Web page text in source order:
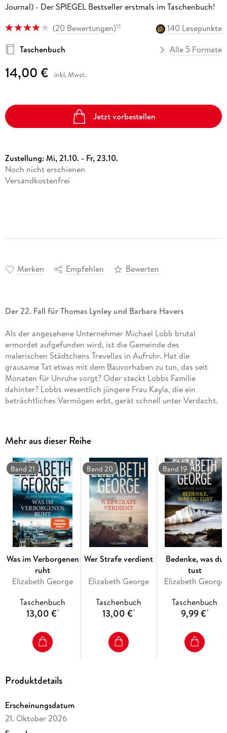
Journal) - Der SPIEGEL Bestseller erstmals im Taschenbuch!
(20 Bewertungen)15
140 Lesepunkte
Taschenbuch
Alle 5 Formate
14,00 € inkl. Mwst.
Jetzt vorbestellen
Zustellung:Mi, 21.10. - Fr, 23.10.
Noch nicht erschienen
Versandkostenfrei
Merken Empfehlen Bewerten
Der 22. Fall für Thomas Lynley und Barbara Havers
Als der angesehene Unternehmer Michael Lobb brutal
ermordet aufgefunden wird, ist die Gemeinde des
malerischen Städtchens Trevellas in Aufruhr. Hat die
grausame Tat etwas mit dem Bauvorhaben zu tun, das seit
Monaten für Unruhe sorgt? Oder steckt Lobbs Familie
dahinter? Lobbs wesentlich jüngere Frau Kayla, die ein
beträchtliches Vermögen erbt, gerät schnell unter Verdacht.
gefährliches Labyrinth aus Habgier, Betrug und Neid, in dem
die Suche nach der Wahrheit schon bald ein weiteres Opfer
fordert.
Mehr aus dieser Reihe
Band 21
Was im Verborgenen
ruht
Elizabeth George
Taschenbuch
13,00 €*
Band 20
Wer Strafe verdient
Elizabeth George
Taschenbuch
13,00 €*
Band 19
Bedenke, was du
tust
Elizabeth George
Taschenbuch
9,99 €*
Produktdetails
Erscheinungsdatum
21. Oktober 2026